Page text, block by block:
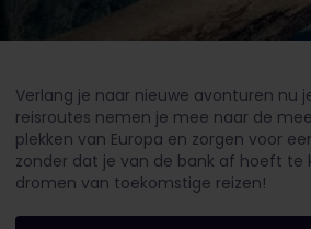
Verlang je naar nieuwe avonturen nu
reisroutes nemen je mee naar de
plekken van Europa en zorgen voor
zonder dat je van de bank af hoeft te
dromen van toekomstige reizen!